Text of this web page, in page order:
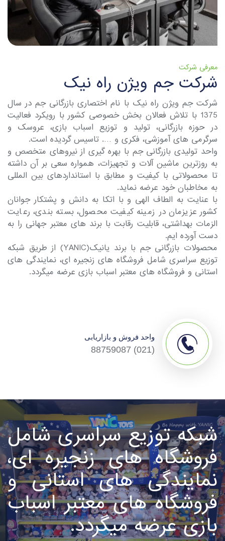
معرفی شرکت
شرکت جم ویژن راه نیک
شرکت جم ویژن راه نیک با نام اختصاری بازرگانی جم در سال
1375 با تلاش فعالان بخش خصوصی کشور با رویکرد فعالیت
در حوزه بازرگانی، تولید و توزیع اسباب بازی، عروسک و
سرگرمی های آموزشی، فکری و …. تاسیس گردیده است.
واحد تولیدی بازرگانی جم با بهره گیری از نیروهای متخصص و
به روزترین ماشین آلات و تجهیزات، همواره سعی بر آن داشته
تا محصولاتی با کیفیت و مطابق با استانداردهای بین المللی
به مخاطبان خود عرضه نماید.
با عنایت به الطاف الهی و با اتکا به دانش و پشتکار جوانان
کشور عزیزمان در زمینه کیفیت محصول، بسته بندی، رعایت
الزمات بهداشتی، قابلیت رقابت با برند های معتبر جهانی را به
دست آورده ایم.
محصولات بازرگانی جم با برند یانیک(YANIC) از طریق شبکه
توزیع سراسری شامل فروشگاه های زنجیره ای، نمایندگی های
استانی و فروشگاه های معتبر اسباب بازی عرضه میگردد.
واحد فروش و بازاریابی
(021) 88759087
شبکه توزیع سراسری شامل
فروشگاه های زنجیره ای،
نمایندگی های استانی و
فروشگاه های معتبر اسباب
بازی عرضه میگردد.